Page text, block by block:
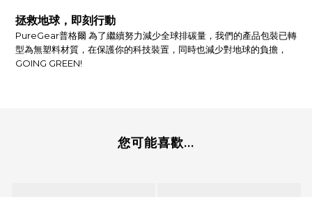
拯救地球，即刻行動
PureGear普格爾 為了繼續努力減少全球排碳量，我們的產品包裝已轉
型為無塑料材質，在保護你的科技裝置，同時也減少對地球的負擔，
GOING GREEN!
您可能喜歡...